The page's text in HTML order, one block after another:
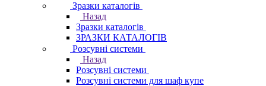
Зразки каталогів
Назад
Зразки каталогів
ЗРАЗКИ КАТАЛОГІВ
Розсувні системи
Назад
Розсувні системи
Розсувні системи для шаф купе